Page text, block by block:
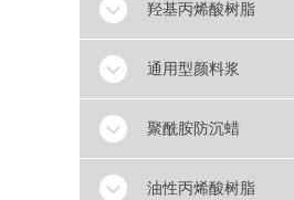
羟基丙烯酸树脂
通用型颜料浆
聚酰胺防沉蜡
油性丙烯酸树脂